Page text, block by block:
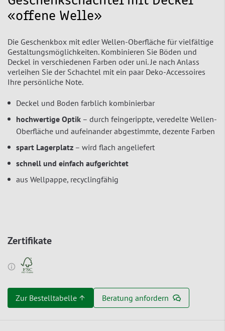
«offene Welle»
Die Geschenkbox mit edler Wellen-Oberfläche für vielfältige
Gestaltungsmöglichkeiten. Kombinieren Sie Böden und
Deckel in verschiedenen Farben oder uni. Je nach Anlass
verleihen Sie der Schachtel mit ein paar Deko-Accessoires
Ihre persönliche Note.
Deckel und Boden farblich kombinierbar
hochwertige Optik – durch feingerippte, veredelte Wellen-
Oberfläche und aufeinander abgestimmte, dezente Farben
spart Lagerplatz – wird flach angeliefert
schnell und einfach aufgerichtet
aus Wellpappe, recyclingfähig
Zertifikate
Zur Bestelltabelle ↑ Beratung anfordern